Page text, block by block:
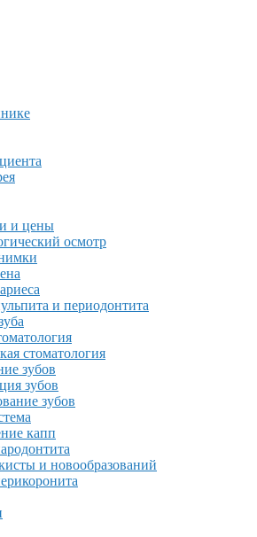
и цены
осмотр
и периодонтита
стоматология
зубов
зубов
зубов
капп
и новообразований